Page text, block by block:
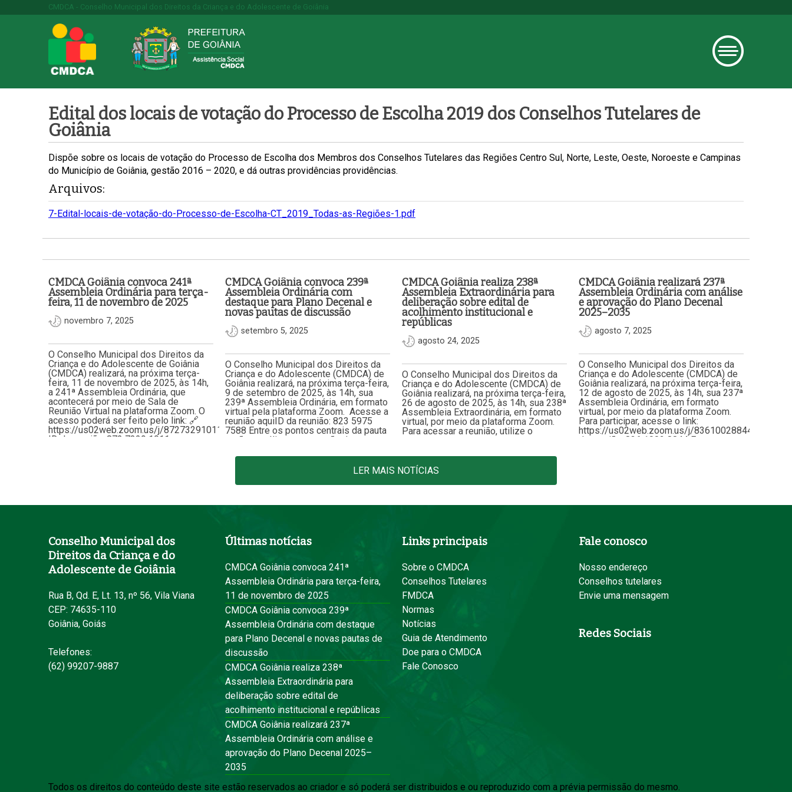
CMDCA - Conselho Municipal dos Direitos da Criança e do Adolescente de Goiânia
Edital dos locais de votação do Processo de Escolha 2019 dos Conselhos Tutelares de
Goiânia
Dispõe sobre os locais de votação do Processo de Escolha dos Membros dos Conselhos Tutelares das Regiões Centro Sul, Norte, Leste, Oeste, Noroeste e Campinas
do Município de Goiânia, gestão 2016 – 2020, e dá outras providências providências.
Arquivos:
7-Edital-locais-de-votação-do-Processo-de-Escolha-CT_2019_Todas-as-Regiões-1.pdf
CMDCA Goiânia convoca 241ª
Assembleia Ordinária para terça-
feira, 11 de novembro de 2025
novembro 7, 2025
O Conselho Municipal dos Direitos da
Criança e do Adolescente de Goiânia
(CMDCA) realizará, na próxima terça-
feira, 11 de novembro de 2025, às 14h,
a 241ª Assembleia Ordinária, que
acontecerá por meio de Sala de
Reunião Virtual na plataforma Zoom. O
acesso poderá ser feito pelo link: 🔗
https://us02web.zoom.us/j/87273291011🆔
ID da reunião: 872 7329 1011…
CMDCA Goiânia convoca 239ª
Assembleia Ordinária com
destaque para Plano Decenal e
novas pautas de discussão
setembro 5, 2025
O Conselho Municipal dos Direitos da
Criança e do Adolescente (CMDCA) de
Goiânia realizará, na próxima terça-feira,
9 de setembro de 2025, às 14h, sua
239ª Assembleia Ordinária, em formato
virtual pela plataforma Zoom. Acesse a
reunião aquiID da reunião: 823 5975
7588 Entre os pontos centrais da pauta
estão a análise e aprovação do…
CMDCA Goiânia realiza 238ª
Assembleia Extraordinária para
deliberação sobre edital de
acolhimento institucional e
repúblicas
agosto 24, 2025
O Conselho Municipal dos Direitos da
Criança e do Adolescente (CMDCA) de
Goiânia realizará, na próxima terça-feira,
26 de agosto de 2025, às 14h, sua 238ª
Assembleia Extraordinária, em formato
virtual, por meio da plataforma Zoom.
Para acessar a reunião, utilize o
link:https://us02web.zoom.us/j/83377374237ID
convocação tem como objetivo apreciar
consulta…
CMDCA Goiânia realizará 237ª
Assembleia Ordinária com análise
e aprovação do Plano Decenal
2025–2035
agosto 7, 2025
O Conselho Municipal dos Direitos da
Criança e do Adolescente (CMDCA) de
Goiânia realizará, na próxima terça-feira,
12 de agosto de 2025, às 14h, sua 237ª
Assembleia Ordinária, em formato
virtual, por meio da plataforma Zoom.
Para participar, acesse o link:
https://us02web.zoom.us/j/83610028844ID
da reunião: 836 1002 8844 Entre os
LER MAIS NOTÍCIAS
Conselho Municipal dos
Direitos da Criança e do
Adolescente de Goiânia
Rua B, Qd. E, Lt. 13, nº 56, Vila Viana
CEP: 74635-110
Goiânia, Goiás
Telefones:
(62) 99207-9887
Últimas notícias
CMDCA Goiânia convoca 241ª
Assembleia Ordinária para terça-feira,
11 de novembro de 2025
CMDCA Goiânia convoca 239ª
Assembleia Ordinária com destaque
para Plano Decenal e novas pautas de
discussão
CMDCA Goiânia realiza 238ª
Assembleia Extraordinária para
deliberação sobre edital de
acolhimento institucional e repúblicas
CMDCA Goiânia realizará 237ª
Assembleia Ordinária com análise e
aprovação do Plano Decenal 2025–
2035
Links principais
Sobre o CMDCA
Conselhos Tutelares
FMDCA
Normas
Notícias
Guia de Atendimento
Doe para o CMDCA
Fale Conosco
Fale conosco
Nosso endereço
Conselhos tutelares
Envie uma mensagem
Redes Sociais
Todos os direitos do conteúdo deste site estão reservados ao criador e só poderá ser distribuidos e ou reproduzido com a prévia permissão do mesmo.